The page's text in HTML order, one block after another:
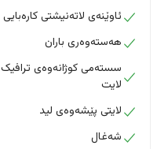
ئاوێنەی لاتەنیشتی کارەبایی
هەستەوەری باران
سستەمی کوژانەوەی ترافیک
لایت
لایتی پێشەوەی لید
شەغال